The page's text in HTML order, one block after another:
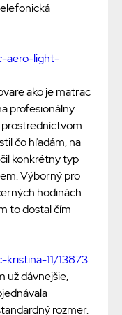
aero-light-
ako je matrac
profesionálny
čo hľadám, na
konkrétny typ
Výborný pro
hodinách
to dostal čím
11/13873
už dávnejšie,
rozmer.